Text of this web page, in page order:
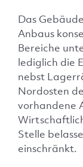
Das
Anbaus
Bereiche
lediglich die
nebst
Nordosten
vorhandene
Stelle
einschränkt.